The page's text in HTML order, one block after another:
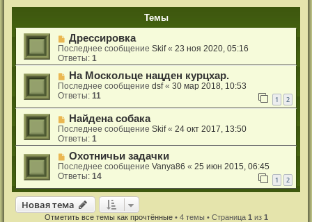
Темы
Дрессировка
Последнее сообщениеSkif«23 ноя 2020, 05:16
Ответы:1
На Москольце нацден курцхар.
Последнее сообщениеdsf«30 мар 2018, 10:53
Ответы:11 1 2
Найдена собака
Последнее сообщениеSkif«24 окт 2017, 13:50
Ответы:1
Охотничьи задачки
Последнее сообщениеVanya86 «25 июн 2015, 06:45
Ответы:14 1 2
Новая тема
Новаятема
Отметить все темы как прочтённые• 4 темы • Страница 1 из 1